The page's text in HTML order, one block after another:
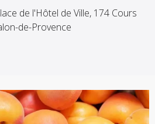
de l'Hôtel de Ville, 174 Cours
de-Provence